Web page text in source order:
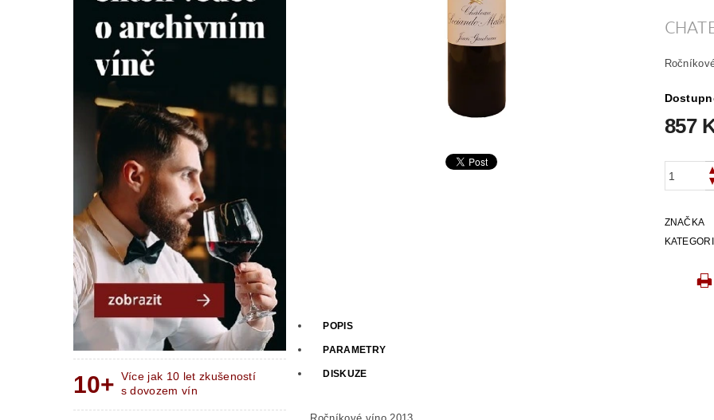
Více jak 10 let zkušeností
s dovozem vín
857
ZNAČKA
POPIS
PARAMETRY
DISKUZE